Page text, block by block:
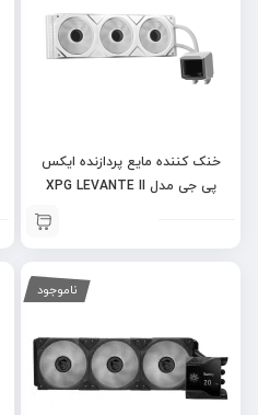
خنک کننده مایع پردازنده ایکس
پی جی مدل XPG LEVANTE II
ناموجود